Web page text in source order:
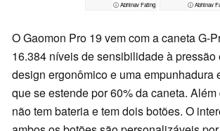
ⓘ Abhinav Fating ⓘ Abhinav
O Gaomon Pro 19 vem com a caneta G-
16.384 níveis de sensibilidade à pressão
design ergonômico e uma empunhadura
que se estende por 60% da caneta.
não tem bateria e tem dois botões. O